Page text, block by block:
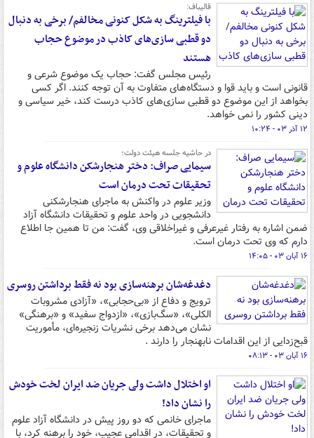
قالیباف:
با فیلترینگ به شکل کنونی مخالفم/ برخی به دنبال
دو قطبی سازی‌های کاذب در موضوع حجاب
هستند
رئیس مجلس گفت: حجاب یک موضوع شرعی و
قانونی‌ است و باید قوا و دستگاه‌های متفاوت به آن توجه کنند. اگر کسی
بخواهد از این موضوع دو قطبی سازی‌های کاذب درست کند، خیر سیاسی و
دینی کشور را نمی خواهد.
۱۲ آذر ۰۳ - ۱۰:۲۴
در حاشیه جلسه هیئت دولت؛
سیمایی صراف: دختر هنجارشکن دانشگاه علوم و
تحقیقات تحت درمان است
وزیر علوم در واکنش به ماجرای هنجارشکنی
دانشجویی در واحد علوم و تحقیقات دانشگاه آزاد
ضمن اشاره به رفتار غیرعرفی و غیراخلاقی وی، گفت: من تا همین جا اطلاع
دارم که وی تحت درمان است.
۱۶ آبان ۰۳ - ۱۴:۰۵
دغدغه‌شان برهنه‌سازی بود نه فقط برداشتن روسری
ترویج و دفاع از «بی‌حجابی»، «آزادی مشروبات
الکلی»، «سگ‌بازی»، «ازدواج سفید» و «برهنگی»
نشان می‌دهد برخی نشریات زنجیره‌ای، مأموریت
قبح‌زدایی از این اقدامات نابهنجار را دارند .
۱۶ آبان ۰۳ - ۰۸:۱۳
او اختلال داشت ولی جریان ضد ایران لخت خودش
را نشان داد!
ماجرای خانمی که دو روز پیش در دانشگاه آزاد علوم
و تحقیقات، در اقدامی عجیب، خود را برهنه کرد، با